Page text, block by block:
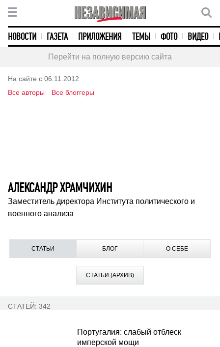
НОВОСТИ ГАЗЕТА ПРИЛОЖЕНИЯ ТЕМЫ ФОТО ВИДЕО
Перейти на полную версию сайта
На сайте с 06.11.2012
Все авторы
Все блоггеры
АЛЕКСАНДР ХРАМЧИХИН
Заместитель директора Института политического и
военного анализа
СТАТЬИ БЛОГ О СЕБЕ
СТАТЬИ (АРХИВ)
СТАТЕЙ: 342
Португалия: слабый отблеск
имперской мощи